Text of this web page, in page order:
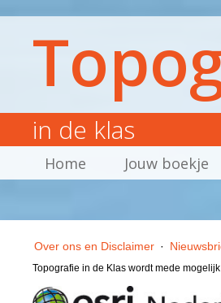
in de klas
Home Jouw boekje
Over ons en Disclaimer ·
Topografie in de Klas wordt mede